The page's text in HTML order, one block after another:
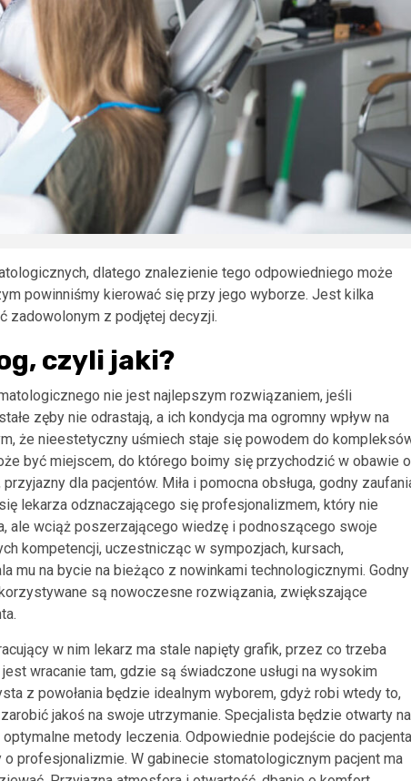
dlatego znalezienie tego odpowiedniego może
powinniśmy kierować się przy jego wyborze. Jest kilka
zadowolonym z podjętej decyzji.
czyli jaki?
nie jest najlepszym rozwiązaniem, jeśli
zęby nie odrastają, a ich kondycja ma ogromny wpływ na
że nieestetyczny uśmiech staje się powodem do
być miejscem, do którego boimy się przychodzić w obawie o
dla pacjentów. Miła i pomocna obsługa, godny
lekarza odznaczającego się profesjonalizmem, który nie
ale wciąż poszerzającego wiedzę i podnoszącego swoje
kompetencji, uczestnicząc w sympozjach, kursach,
mu na bycie na bieżąco z nowinkami technologicznymi. Godny
są nowoczesne rozwiązania, zwiększające
w nim lekarz ma stale napięty grafik, przez co trzeba
wracanie tam, gdzie są świadczone usługi na wysokim
z powołania będzie idealnym wyborem, gdyż robi wtedy to,
jakoś na swoje utrzymanie. Specjalista będzie otwarty na
metody leczenia. Odpowiednie podejście do pacjenta
profesjonalizmie. W gabinecie stomatologicznym pacjent ma